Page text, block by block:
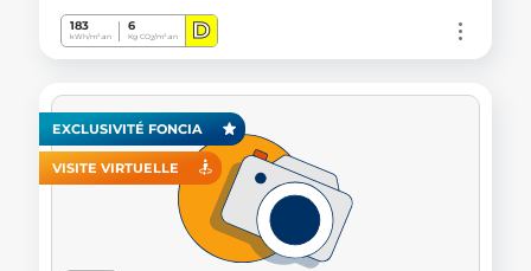
183
kWh/m².an
6
Kg CO2/m².an D
EXCLUSIVITÉ FONCIA
VISITE VIRTUELLE